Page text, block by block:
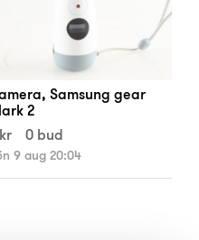
Samsung gear
2
0 bud
9 aug 20:04